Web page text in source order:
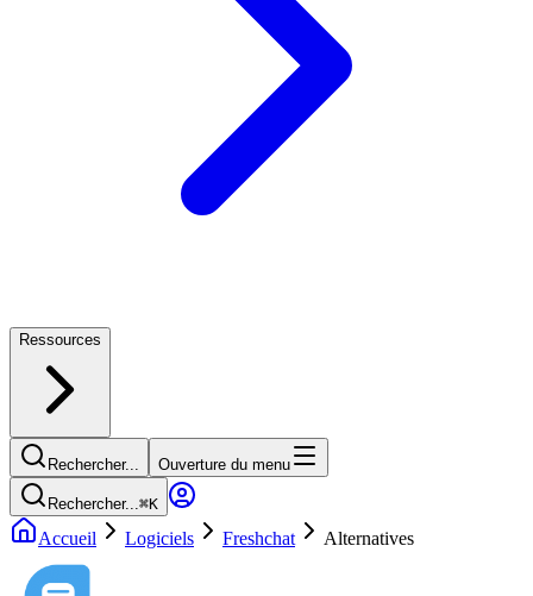
Ressources
Rechercher... Ouverture du menu
Rechercher...⌘K
Accueil Logiciels Freshchat Alternatives